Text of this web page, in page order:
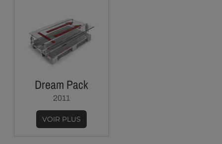
Dream Pack
2011
VOIR PLUS